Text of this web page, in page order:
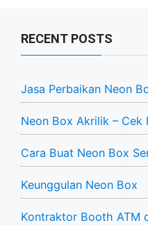
RECENT POSTS
Jasa Perbaikan Neon
Neon Box Akrilik – Cek
Cara Buat Neon Box
Keunggulan Neon Box
Kontraktor Booth ATM